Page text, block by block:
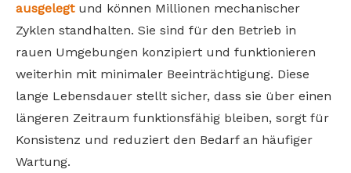
ausgelegt und können Millionen mechanischer
Zyklen standhalten. Sie sind für den Betrieb in
rauen Umgebungen konzipiert und funktionieren
weiterhin mit minimaler Beeinträchtigung. Diese
lange Lebensdauer stellt sicher, dass sie über einen
längeren Zeitraum funktionsfähig bleiben, sorgt für
Konsistenz und reduziert den Bedarf an häufiger
Wartung.